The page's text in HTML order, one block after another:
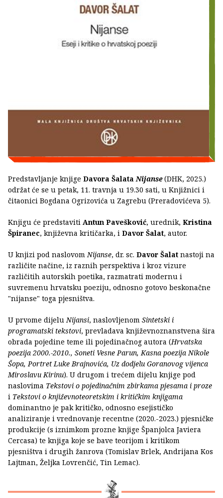
Predstavljanje knjige Davora Šalata Nijanse(DHK, 2025.)
održat će se u petak, 11. travnja u 19.30 sati, u Knjižnici i
čitaonici Bogdana Ogrizovića u Zagrebu (Preradovićeva 5).
Knjigu će predstaviti Antun Pavešković, urednik, Kristina
Špiranec, književna kritičarka, i Davor Šalat, autor.
U knjizi pod naslovomNijanse, dr. sc. Davor Šalat nastoji na
različite načine, iz raznih perspektiva i kroz vizure
različitih autorskih poetika, razmatrati modernu i
suvremenu hrvatsku poeziju, odnosno gotovo beskonačne
"nijanse" toga pjesništva.
U prvome dijeluNijansi, naslovljenom Sintetski i
programatski tekstovi, prevladava književnoznanstvena šira
obrada pojedine teme ili pojedinačnog autora (Hrvatska
poezija 2000.-2010., Soneti Vesne Parun, Kasna poezija Nikole
Šopa, Portret Luke Brajnovića, Uz dodjelu Goranovog vijenca
Miroslavu Kirinu). U drugom i trećem dijelu knjige pod
naslovima Tekstovi o pojedinačnim zbirkama pjesama i proze
i Tekstovi o književnoteoretskim i kritičkim knjigama
dominantno je pak kritičko, odnosno esejističko
analiziranje i vrednovanje recentne (2020.-2023.) pjesničke
produkcije (s iznimkom prozne knjige Španjolca Javiera
Cercasa) te knjiga koje se bave teorijom i kritikom
pjesništva i drugih žanrova (Tomislav Brlek, Andrijana Kos
Lajtman, Željka Lovrenčić, Tin Lemac).